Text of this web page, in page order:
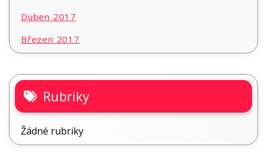
Duben 2017
Březen 2017
Rubriky
Žádné rubriky